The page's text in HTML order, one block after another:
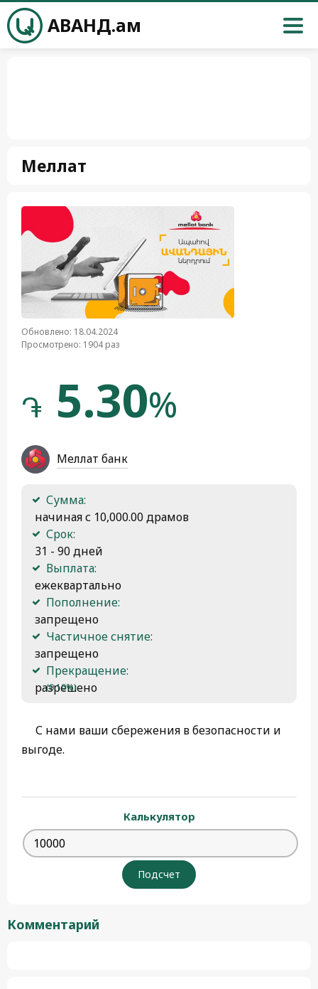
АВАНД.ам
Меллат
Обновлено: 18.04.2024
Просмотрено: 1904 раз
֏ 5.30%
Меллат банк
Сумма:
начиная с 10,000.00 драмов
Срок:
31 - 90 дней
Выплата:
ежеквартально
Пополнение:
запрещено
Частичное снятие:
запрещено
Прекращение:
разрешено
(0.10%)
С нами ваши сбережения в безопасности и
выгоде.
Калькулятор
Комментарий